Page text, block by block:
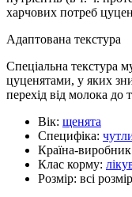
харчових потреб
Адаптована текстура
Спеціальна текстура
цуценятами, у яких
перехід від молока до
Вік: щенята
Специфіка:
Країна-
Клас корму:
Розмір: всі